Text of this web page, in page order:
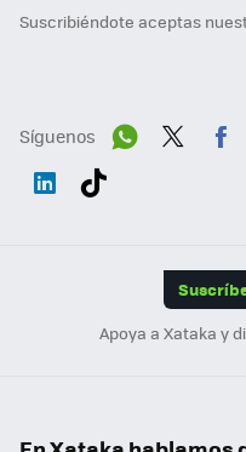
Suscribiéndote aceptas
Síguenos
Apoya a Xataka y